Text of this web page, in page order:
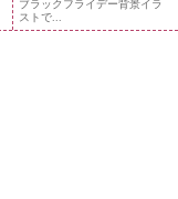
ブラックフライデー背景イラ
ストで...